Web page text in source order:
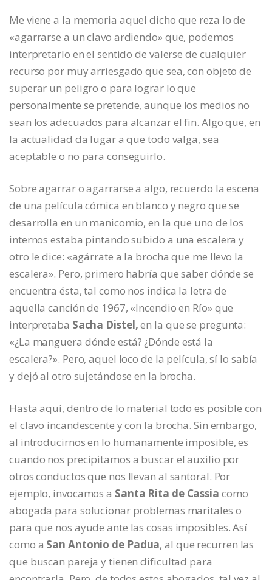
Me viene a la memoria aquel dicho que reza lo de
«agarrarse a un clavo ardiendo» que, podemos
interpretarlo en el sentido de valerse de cualquier
recurso por muy arriesgado que sea, con objeto de
superar un peligro o para lograr lo que
personalmente se pretende, aunque los medios no
sean los adecuados para alcanzar el fin. Algo que, en
la actualidad da lugar a que todo valga, sea
aceptable o no para conseguirlo.
Sobre agarrar o agarrarse a algo, recuerdo la escena
de una película cómica en blanco y negro que se
desarrolla en un manicomio, en la que uno de los
internos estaba pintando subido a una escalera y
otro le dice: «agárrate a la brocha que me llevo la
escalera». Pero, primero habría que saber dónde se
encuentra ésta, tal como nos indica la letra de
aquella canción de 1967, «Incendio en Río» que
interpretaba Sacha Distel,en la que se pregunta:
«¿La manguera dónde está? ¿Dónde está la
escalera?». Pero, aquel loco de la película, sí lo sabía
y dejó al otro sujetándose en la brocha.
Hasta aquí, dentro de lo material todo es posible con
el clavo incandescente y con la brocha. Sin embargo,
al introducirnos en lo humanamente imposible, es
cuando nos precipitamos a buscar el auxilio por
otros conductos que nos llevan al santoral. Por
ejemplo, invocamos a Santa Rita de Cassia como
abogada para solucionar problemas maritales o
para que nos ayude ante las cosas imposibles. Así
como a San Antonio de Padua, al que recurren las
que buscan pareja y tienen dificultad para